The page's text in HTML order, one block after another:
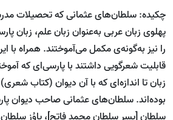
چکیده: سلطان‌های عثمانی که تحصیلات
پهلوی زبان عربی به‌عنوان زبان علم، زبان
را نیز به‌گونه‌ی مکمل می‌آموختند. همراه با
قابلیت شعرگویی داشتند با پارسی‌ای که
زبان تا اندازه‌ای که با آن دیوان (کتاب
بوده‌اند. سلطان‌های عثمانی صاحب دیوان